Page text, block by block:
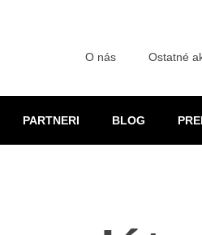
PARTNERI BLOG
O nás Ostatné